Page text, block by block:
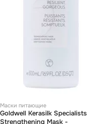
Маски питающие
Goldwell Kerasilk Specialists
Strengthening Mask -